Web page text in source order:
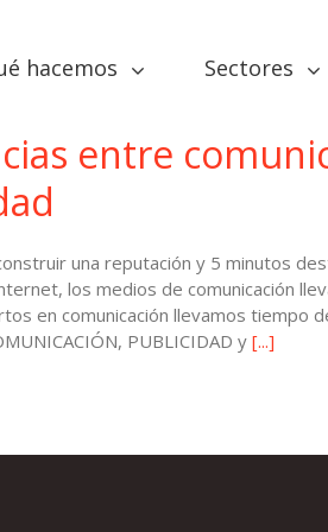
hacemos Sectores
entre
una reputación y 5 minutos
los medios de comunicación
en comunicación llevamos tiempo
PUBLICIDAD y[...]